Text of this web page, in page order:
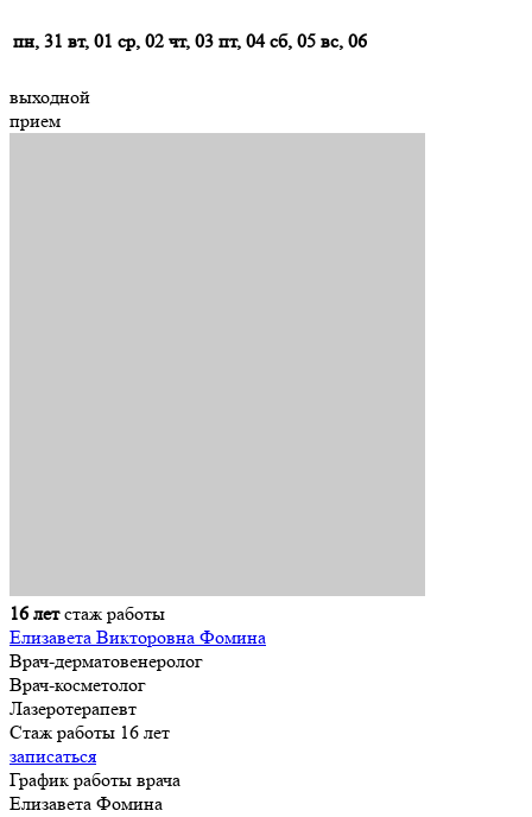
пн, 31 вт, 01 ср, 02 чт, 03 пт, 04 сб, 05 вс, 06
выходной
прием
16 летстаж работы
Елизавета Викторовна Фомина
Врач-дерматовенеролог
Врач-косметолог
Лазеротерапевт
Стаж работы 16 лет
записаться
График работы врача
Елизавета Фомина